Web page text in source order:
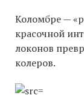
Коломбре —
красочной
локонов
колеров.